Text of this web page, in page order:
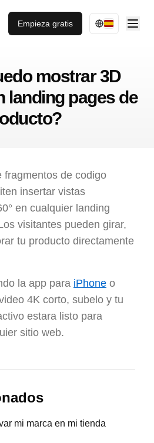
Empieza gratis
mostrar 3D
landing pages de
fragmentos de codigo
insertar vistas
en cualquier landing
visitantes pueden girar,
tu producto directamente
la app para iPhone o
4K corto, subelo y tu
estara listo para
sitio web.
mi marca en mi tienda